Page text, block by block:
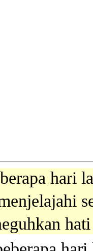
hari